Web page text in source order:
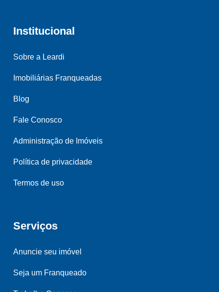
Institucional
Sobre a Leardi
Imobiliárias Franqueadas
Blog
Fale Conosco
Administração de Imóveis
Política de privacidade
Termos de uso
Serviços
Anuncie seu imóvel
Seja um Franqueado